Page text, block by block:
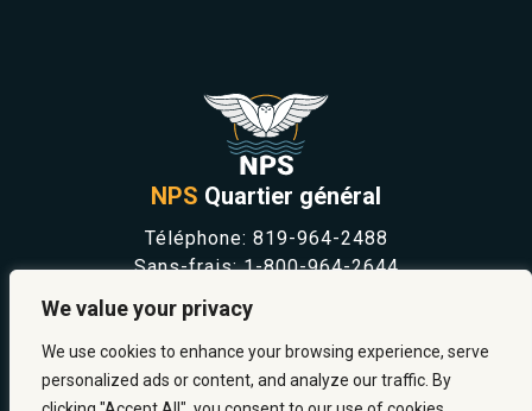
We value your privacy
We use cookies to enhance your browsing experience, serve
personalized ads or content, and analyze our traffic. By
NPS Quartier général
Téléphone: 819-964-2488
Sans-frais:1-800-964-2644
SÉCURITÉ ET PRÉVENTION
CARRIÈRES
À PROPOS